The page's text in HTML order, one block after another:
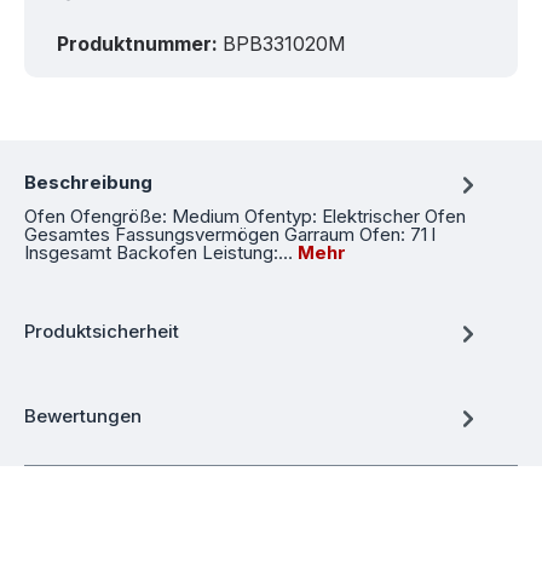
Produktnummer: BPB331020M
Beschreibung
Ofen Ofengröße: Medium Ofentyp: Elektrischer Ofen
Gesamtes Fassungsvermögen Garraum Ofen: 71 l
Insgesamt Backofen Leistung:… Mehr
Produktsicherheit
Bewertungen